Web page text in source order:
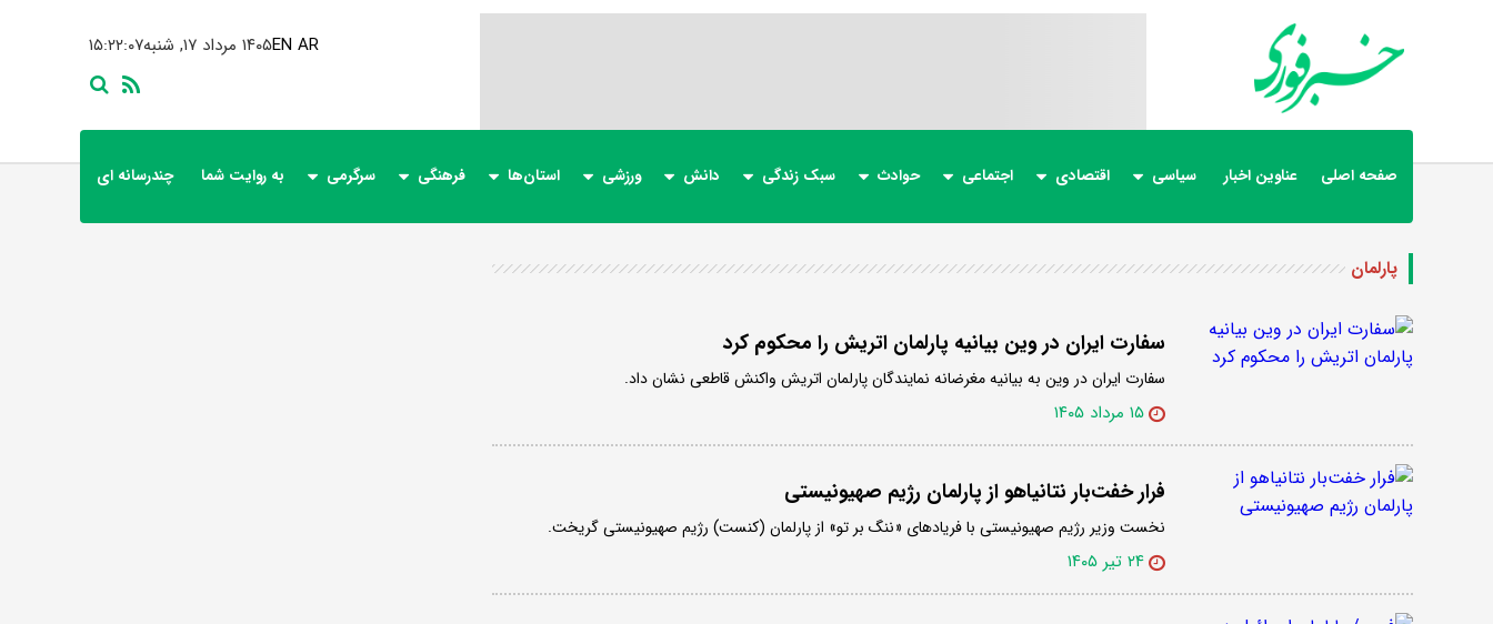
۱۵:۲۲:۰۷ ۱۴۰۵ مرداد ۱۷, شنبهEN AR
صفحه اصلی عناوین اخبار سیاسی اقتصادی اجتماعی حوادث سبک زندگی دانش ورزشی استان‌ها فرهنگی سرگرمی به روایت شما چندرسانه ای
پارلمان
سفارت ایران در وین بیانیه پارلمان اتریش را محکوم کرد
سفارت ایران در وین به بیانیه مغرضانه نمایندگان پارلمان اتریش واکنش قاطعی نشان داد.
۱۵ مرداد ۱۴۰۵
فرار خفت‌بار نتانیاهو از پارلمان رژیم صهیونیستی
نخست وزیر رژیم صهیونیستی با فریادهای «ننگ بر تو» از پارلمان (کنست) رژیم صهیونیستی گریخت.
۲۴ تیر ۱۴۰۵